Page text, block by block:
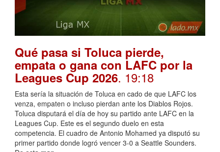
Qué pasa si Toluca pierde,
empata o gana con LAFC por la
Leagues Cup 2026. 19:18
Esta sería la situación de Toluca en cado de que LAFC los
venza, empaten o incluso pierdan ante los Diablos Rojos.
Toluca disputará el día de hoy su partido ante LAFC en la
Leagues Cup. Este es el segundo duelo en esta
competencia. El cuadro de Antonio Mohamed ya disputó su
primer partido donde logró vencer 3-0 a Seattle Sounders.